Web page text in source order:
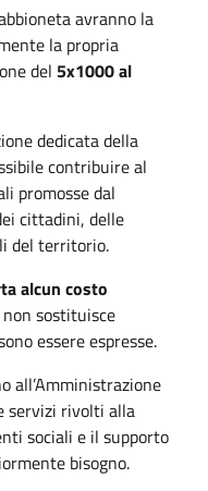
avranno la
la propria
del 5x1000 al
dedicata della
contribuire al
promosse dal
cittadini, delle
del territorio.
alcun costo
sostituisce
essere espresse.
all’Amministrazione
servizi rivolti alla
sociali e il supporto
bisogno.